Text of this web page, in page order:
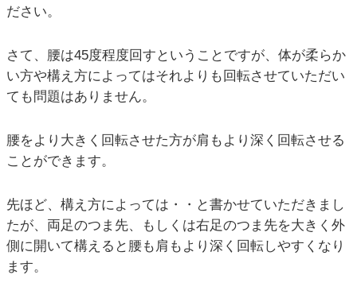
ださい。
さて、腰は45度程度回すということですが、体が柔らか
い方や構え方によってはそれよりも回転させていただい
ても問題はありません。
腰をより大きく回転させた方が肩もより深く回転させる
ことができます。
先ほど、構え方によっては・・と書かせていただきまし
たが、両足のつま先、もしくは右足のつま先を大きく外
側に開いて構えると腰も肩もより深く回転しやすくなり
ます。